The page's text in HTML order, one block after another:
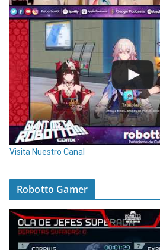
Visita Nuestro Canal
Robotto Gamer